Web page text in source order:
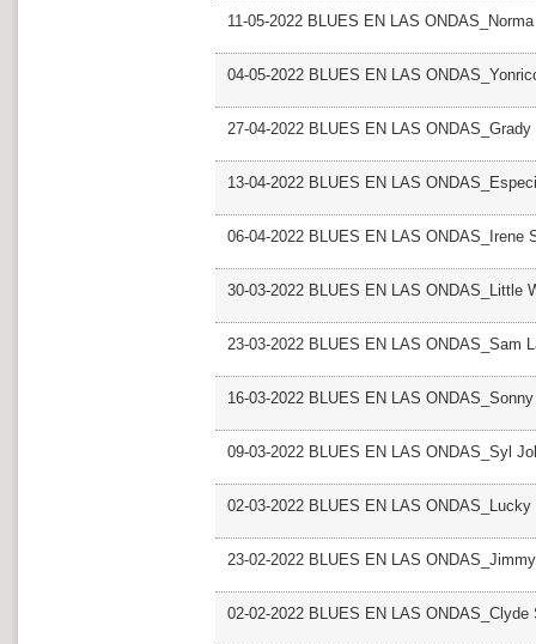
11-05-2022 BLUES EN LAS
04-05-2022 BLUES EN LAS
27-04-2022 BLUES EN LAS ONDAS_Grady
13-04-2022 BLUES EN LAS
06-04-2022 BLUES EN LAS ONDAS_Irene
30-03-2022 BLUES EN LAS ONDAS_Little
23-03-2022 BLUES EN LAS ONDAS_Sam
16-03-2022 BLUES EN LAS
09-03-2022 BLUES EN LAS ONDAS_Syl
02-03-2022 BLUES EN LAS ONDAS_Lucky
23-02-2022 BLUES EN LAS
02-02-2022 BLUES EN LAS ONDAS_Clyde